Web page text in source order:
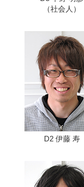
（社会人）
D2 伊藤 寿